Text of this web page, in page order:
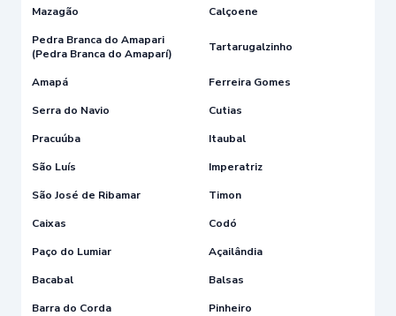
Mazagão
Calçoene
Pedra Branca do Amapari
(Pedra Branca do Amaparí)
Tartarugalzinho
Amapá
Ferreira Gomes
Serra do Navio
Cutias
Pracuúba
Itaubal
São Luís
Imperatriz
São José de Ribamar
Timon
Caixas
Codó
Paço do Lumiar
Açailândia
Bacabal
Balsas
Barra do Corda
Pinheiro